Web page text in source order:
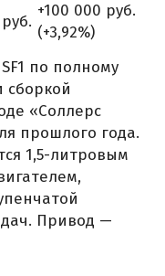
+100 000 руб.
(+3,92%)
по полному
сборкой
«Соллерс
прошлого года.
1,5-литровым
Привод —